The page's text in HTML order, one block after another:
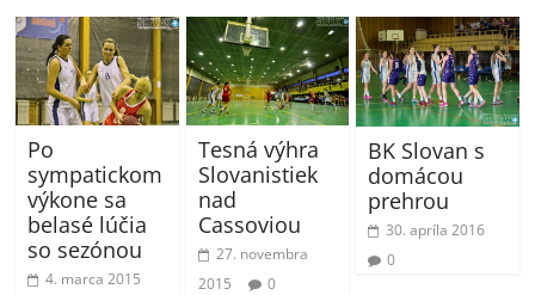
Po
sympatickom
výkone sa
belasé lúčia
so sezónou
4. marca 2015
Tesná výhra
Slovanistiek
nad
Cassoviou
27. novembra
2015
0
BK Slovan s
domácou
prehrou
30. apríla 2016
0